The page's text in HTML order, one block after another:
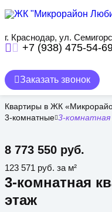
содержанию
г. Краснодар, ул.
+7 (938) 475-54-
Заказать звонок
Квартиры в ЖК
3-комнатные 3-
3-комнатная
этаж
8 773 550 руб.
123 571 руб. за м²